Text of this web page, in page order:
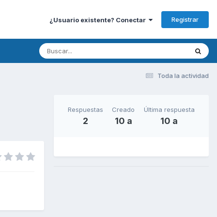
¿Usuario existente? Conectar Registrar
Toda la actividad
Respuestas
2
Creado
10 a
Última respuesta
10 a